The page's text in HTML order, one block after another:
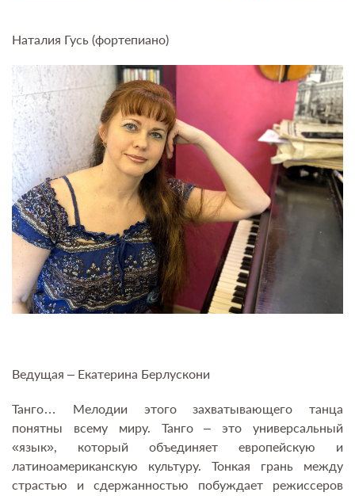
Наталия Гусь (фортепиано)
Ведущая – Екатерина Берлускони
Танго… Мелодии этого захватывающего танца
понятны всему миру. Танго – это универсальный
«язык», который объединяет европейскую и
латиноамериканскую культуру. Тонкая грань между
страстью и сдержанностью побуждает режиссеров